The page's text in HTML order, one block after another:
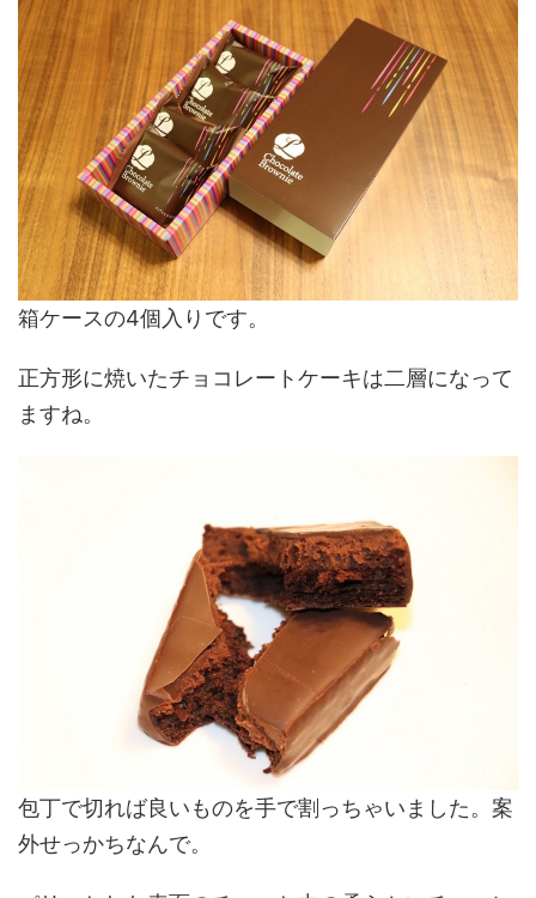
箱ケースの4個入りです。
正方形に焼いたチョコレートケーキは二層になって
ますね。
包丁で切れば良いものを手で割っちゃいました。案
外せっかちなんで。